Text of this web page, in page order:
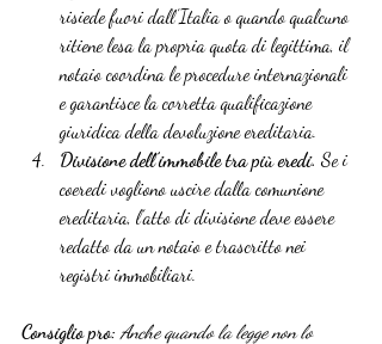
risiede fuori dall’Italia o quando qualcuno
ritiene lesa la propria quota di legittima, il
notaio coordina le procedure internazionali
e garantisce la corretta qualificazione
giuridica della devoluzione ereditaria.
Divisione dell’immobile tra più eredi. Se i
coeredi vogliono uscire dalla comunione
ereditaria, l’atto di divisione deve essere
redatto da un notaio e trascritto nei
registri immobiliari.
Consiglio pro: Anche quando la legge non lo